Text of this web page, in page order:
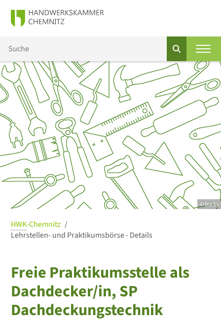
© Ducky
HWK-Chemnitz
Lehrstellen- und Praktikumsbörse - Details
Freie Praktikumsstelle als
Dachdecker/in, SP
Dachdeckungstechnik